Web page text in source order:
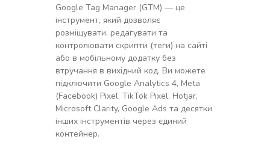
Google Tag Manager (GTM) — це
інструмент, який дозволяє
розміщувати, редагувати та
контролювати скрипти (теги) на сайті
або в мобільному додатку без
втручання в вихідний код. Ви можете
підключити Google Analytics 4, Meta
(Facebook) Pixel, TikTok Pixel, Hotjar,
Microsoft Clarity, Google Ads та десятки
інших інструментів через єдиний
контейнер.